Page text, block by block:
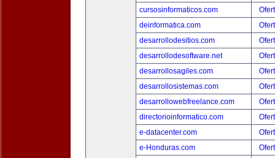
cursosinformaticos.com
deinformatica.com
desarrollodesitios.com
desarrollodesoftware.net
desarrollosagiles.com
desarrollosistemas.com
desarrollowebfreelance.com
directorioinformatico.com
e-datacenter.com
e-Honduras.com